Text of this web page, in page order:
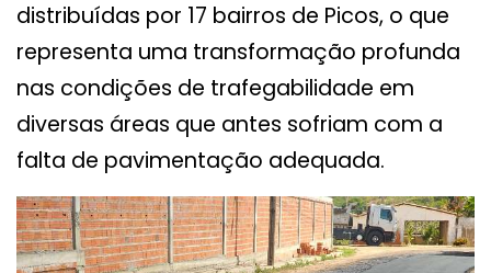
distribuídas por 17 bairros de Picos, o que
representa uma transformação profunda
nas condições de trafegabilidade em
diversas áreas que antes sofriam com a
falta de pavimentação adequada.